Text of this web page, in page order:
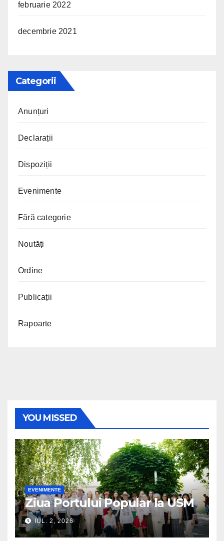
februarie 2022
decembrie 2021
Categorii
Anunțuri
Declarații
Dispoziții
Evenimente
Fără categorie
Noutăți
Ordine
Publicații
Rapoarte
YOU MISSED
EVENIMENTE
Ziua Portului Popular la USM
IUL. 2, 2026